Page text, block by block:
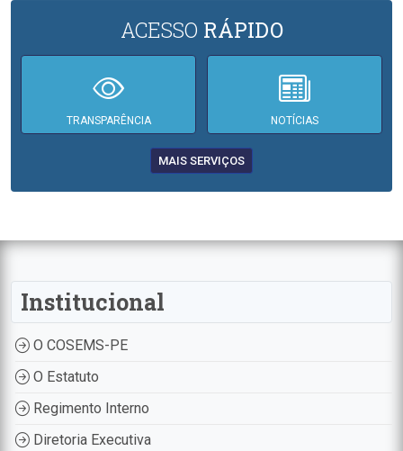
ACESSO RÁPIDO
TRANSPARÊNCIA NOTÍCIAS
MAIS SERVIÇOS
Institucional
O COSEMS-PE
O Estatuto
Regimento Interno
Diretoria Executiva